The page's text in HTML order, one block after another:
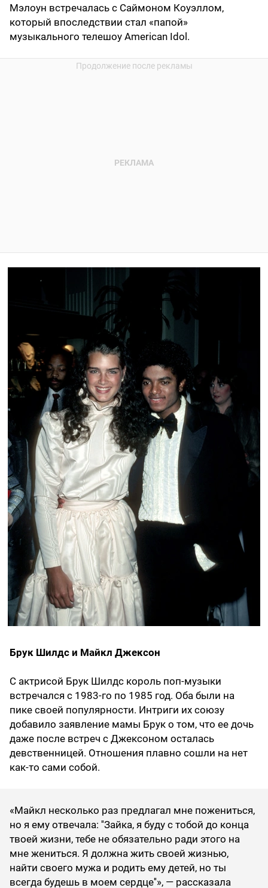
Мэлоун встречалась с Саймоном Коуэллом,
который впоследствии стал «папой»
музыкального телешоу American Idol.
Брук Шилдс и Майкл Джексон
С актрисой Брук Шилдс король поп-музыки
встречался с 1983-го по 1985 год. Оба были на
пике своей популярности. Интриги их союзу
добавило заявление мамы Брук о том, что ее дочь
даже после встреч с Джексоном осталась
девственницей. Отношения плавно сошли на нет
как-то сами собой.
«Майкл несколько раз предлагал мне пожениться,
но я ему отвечала: ''Зайка, я буду с тобой до конца
твоей жизни, тебе не обязательно ради этого на
мне жениться. Я должна жить своей жизнью,
найти своего мужа и родить ему детей, но ты
всегда будешь в моем сердце''», — рассказала